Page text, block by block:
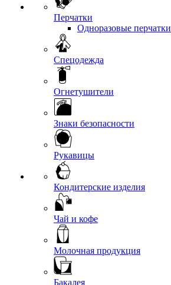
Перчатки
Одноразовые перчатки
Спецодежда
Огнетушители
Знаки безопасности
Рукавицы
Кондитерские изделия
Чай и кофе
Молочная продукция
Бакалея